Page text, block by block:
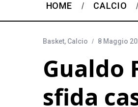
HOME CALCIO
Basket, Calcio 8 Maggio
Gualdo
sfida